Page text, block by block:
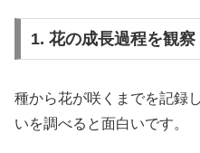
1. 花の成長過程を観察
種から花が咲くまでを記録
いを調べると面白いです。